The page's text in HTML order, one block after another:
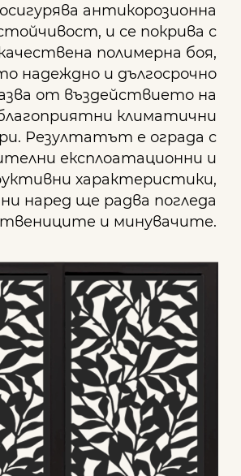
осигурява антикорозионна
и се покрива с
полимерна боя,
надеждно и дългосрочно
от въздействието на
климатични
Резултатът е ограда с
експлоатационни и
характеристики,
наред ще радва погледа
и минувачите.